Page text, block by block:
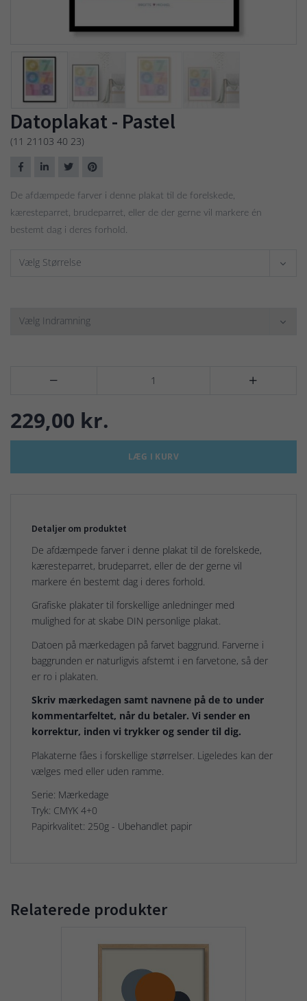
Datoplakat - Pastel
(11 21103 40 23)
De afdæmpede farver i denne plakat til de forelskede,
kæresteparret, brudeparret, eller de der gerne vil markere én
bestemt dag i deres forhold.
Vælg Størrelse
Vælg Indramning
 
229,00 kr.
LÆG I KURV
Detaljer om produktet
De afdæmpede farver i denne plakat til de forelskede,
kæresteparret, brudeparret, eller de der gerne vil
markere én bestemt dag i deres forhold.
Grafiske plakater til forskellige anledninger med
mulighed for at skabe DIN personlige plakat.
Datoen på mærkedagen på farvet baggrund. Farverne i
baggrunden er naturligvis afstemt i en farvetone, så der
er ro i plakaten.
Skriv mærkedagen samt navnene på de to under
kommentarfeltet, når du betaler. Vi sender en
korrektur, inden vi trykker og sender til dig.
Plakaterne fåes i forskellige størrelser. Ligeledes kan der
vælges med eller uden ramme.
Serie: Mærkedage
Tryk: CMYK 4+0
Papirkvalitet: 250g - Ubehandlet papir
Relaterede produkter